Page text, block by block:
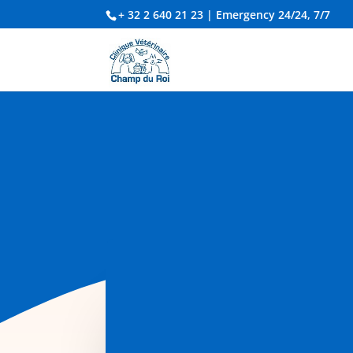
+ 32 2 640 21 23 | Emergency 24/24, 7/7